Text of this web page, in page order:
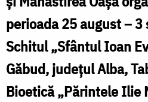
de
medicină
și
bioetică
perioada 25 august –
Schitul „Sfântul Ioan
Găbud, județul Alba,
Bioetică „Părintele Ilie